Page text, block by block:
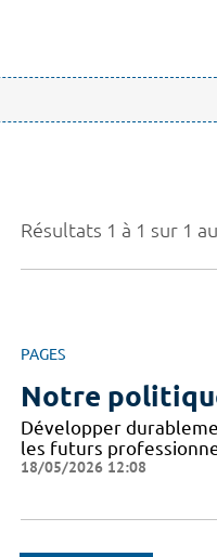
Résultats 1 à 1 sur 1
PAGES
Notre
Développer
les futurs
18/05/2026 12:08